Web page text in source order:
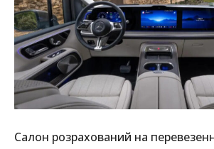
Салон розрахований на